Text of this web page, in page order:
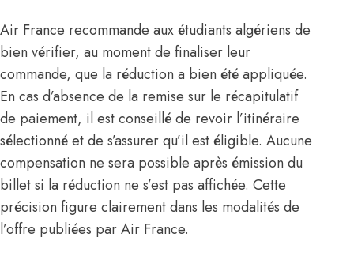
Air France recommande aux étudiants algériens de
bien vérifier, au moment de finaliser leur
commande, que la réduction a bien été appliquée.
En cas d’absence de la remise sur le récapitulatif
de paiement, il est conseillé de revoir l’itinéraire
sélectionné et de s’assurer qu’il est éligible. Aucune
compensation ne sera possible après émission du
billet si la réduction ne s’est pas affichée. Cette
précision figure clairement dans les modalités de
l’offre publiées par Air France.